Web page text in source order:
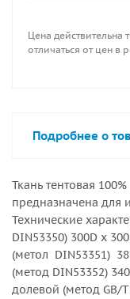
Цена действительна
отличаться от цен в
Подробнее о
Ткань тентовая
предназначена для
Технические
DIN53350) 300D x
(метол DIN53351)
(метод DIN53352)
долевой (метод GB/